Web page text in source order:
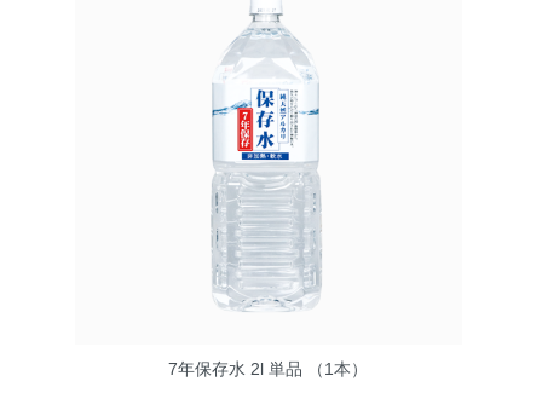
7年保存水 2l 単品 （1本）